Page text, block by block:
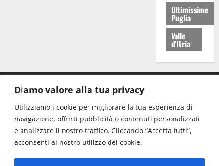
Diamo valore alla tua privacy
Utilizziamo i cookie per migliorare la tua esperienza di
navigazione, offrirti pubblicità o contenuti personalizzati
e analizzare il nostro traffico. Cliccando “Accetta tutti”,
acconsenti al nostro utilizzo dei cookie.
Ultimissime
Puglia
Valle
d'Itria
Redazione: redazione@www.martinasera.it
Direttore:direttore@www.martinasera.it
Info & Commerciale:info@www.martinasera.it